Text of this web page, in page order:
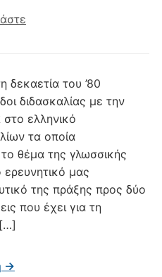
δεκαετία του ’80
διδασκαλίας με την
ελληνικό
τα οποία
θέμα της γλωσσικής
ερευνητικό μας
της πράξης προς δύο
που έχει για τη
→